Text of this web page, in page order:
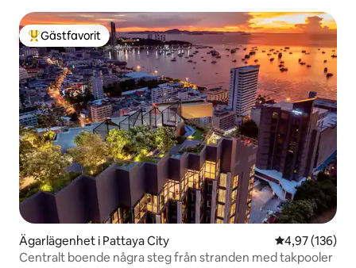
Populär gästfavorit
Gästfavorit
Ägarlägenhet i Pattaya City 4,97 av 5 i
4,97 (136)
Centralt boende några steg från stranden med takpooler